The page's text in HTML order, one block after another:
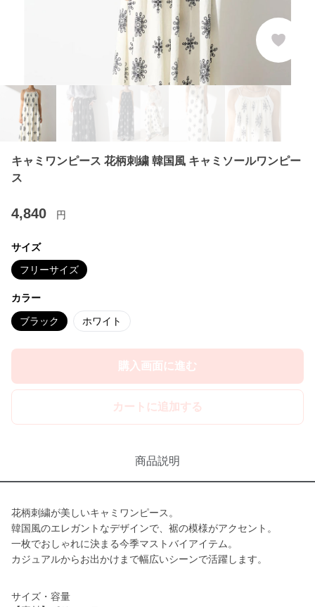
キャミワンピース 花柄刺繍 韓国風 キャミソールワンピー
ス
4,840 円
サイズ
フリーサイズ
カラー
ブラック ホワイト
購入画面に進む
カートに追加する
商品説明
花柄刺繍が美しいキャミワンピース。
韓国風のエレガントなデザインで、裾の模様がアクセント。
一枚でおしゃれに決まる今季マストバイアイテム。
カジュアルからお出かけまで幅広いシーンで活躍します。
サイズ・容量